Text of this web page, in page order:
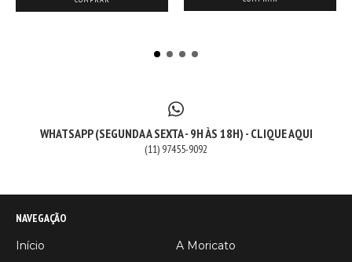
WHATSAPP (SEGUNDA A SEXTA - 9H ÀS 18H) - CLIQUE AQUI
(11) 97455-9092
NAVEGAÇÃO
Início
A Moricato